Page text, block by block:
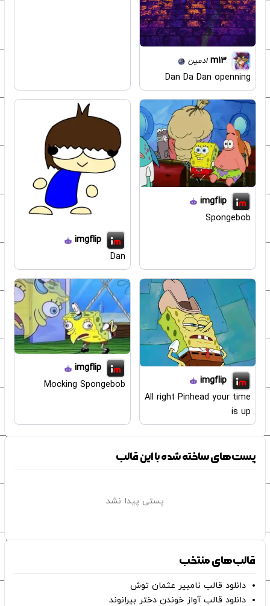
m13 ادمین
Dan Da Dan openning
imgflip
Spongebob
imgflip
Dan
imgflip
All right Pinhead your time
is up
imgflip
Mocking Spongebob
پست‌های ساخته شده با این قالب
پستی پیدا نشد
قالب‌های منتخب
دانلود قالب نامبیر عثمان ‌توش
دانلود قالب آواز خوندن دختر بیرانوند